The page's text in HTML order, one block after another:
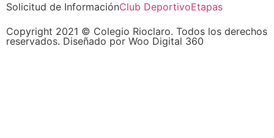
Solicitud de InformaciónClub DeportivoEtapas
Copyright 2021 © Colegio Rioclaro. Todos los derechos
reservados. Diseñado por Woo Digital 360